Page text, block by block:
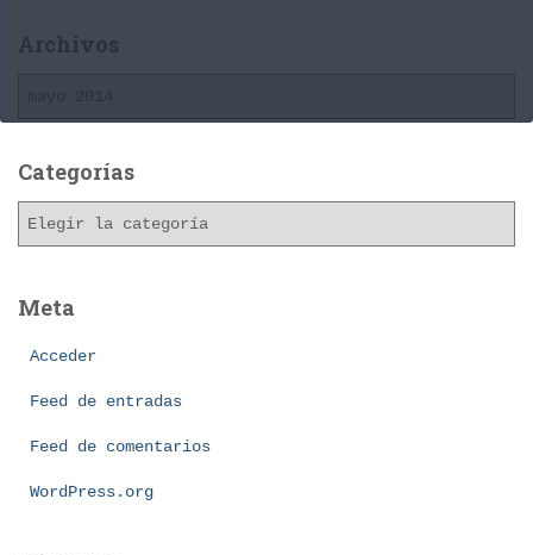
Archivos
h
o
Categorías
g
Meta
Acceder
Feed de entradas
Feed de comentarios
WordPress.org